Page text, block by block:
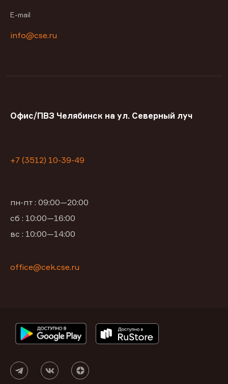
E-mail
info@cse.ru
Офис/ПВЗ Челябинск на ул. Северный луч
+7 (3512) 10-39-49
пн-пт : 09:00—20:00
сб : 10:00—16:00
вс : 10:00—14:00
office@cek.cse.ru